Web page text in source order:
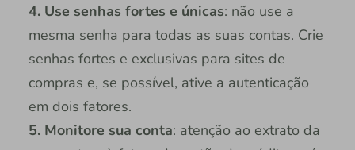
4. Use senhas fortes e únicas: não use a
mesma senha para todas as suas contas. Crie
senhas fortes e exclusivas para sites de
compras e, se possível, ative a autenticação
em dois fatores.
5. Monitore sua conta: atenção ao extrato da